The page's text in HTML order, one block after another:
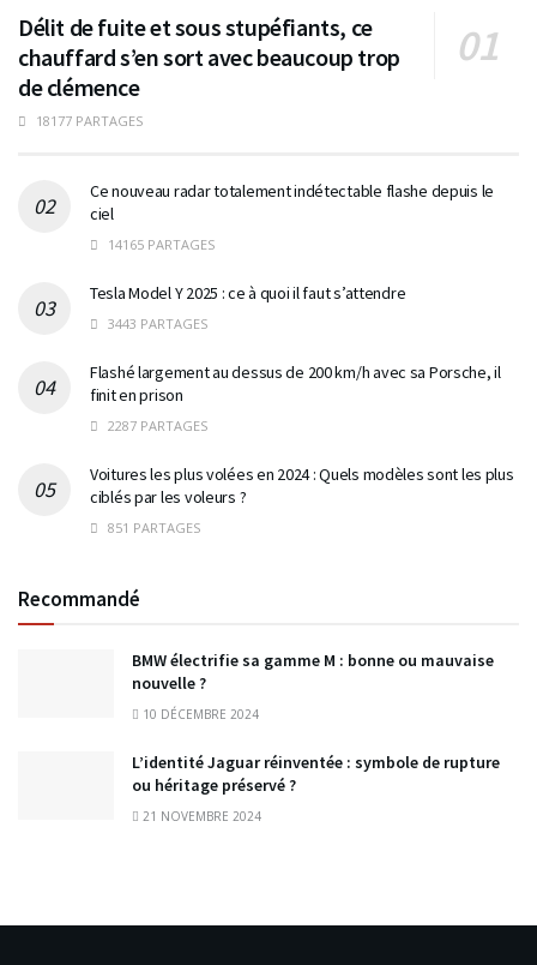
Délit de fuite et sous stupéfiants, ce
chauffard s’en sort avec beaucoup trop
de clémence
18177 PARTAGES
Ce nouveau radar totalement indétectable flashe depuis le
ciel
14165 PARTAGES
Tesla Model Y 2025 : ce à quoi il faut s’attendre
3443 PARTAGES
Flashé largement au dessus de 200 km/h avec sa Porsche, il
finit en prison
2287 PARTAGES
Voitures les plus volées en 2024 : Quels modèles sont les plus
ciblés par les voleurs ?
851 PARTAGES
Recommandé
BMW électrifie sa gamme M : bonne ou mauvaise
nouvelle ?
10 DÉCEMBRE 2024
L’identité Jaguar réinventée : symbole de rupture
ou héritage préservé ?
21 NOVEMBRE 2024